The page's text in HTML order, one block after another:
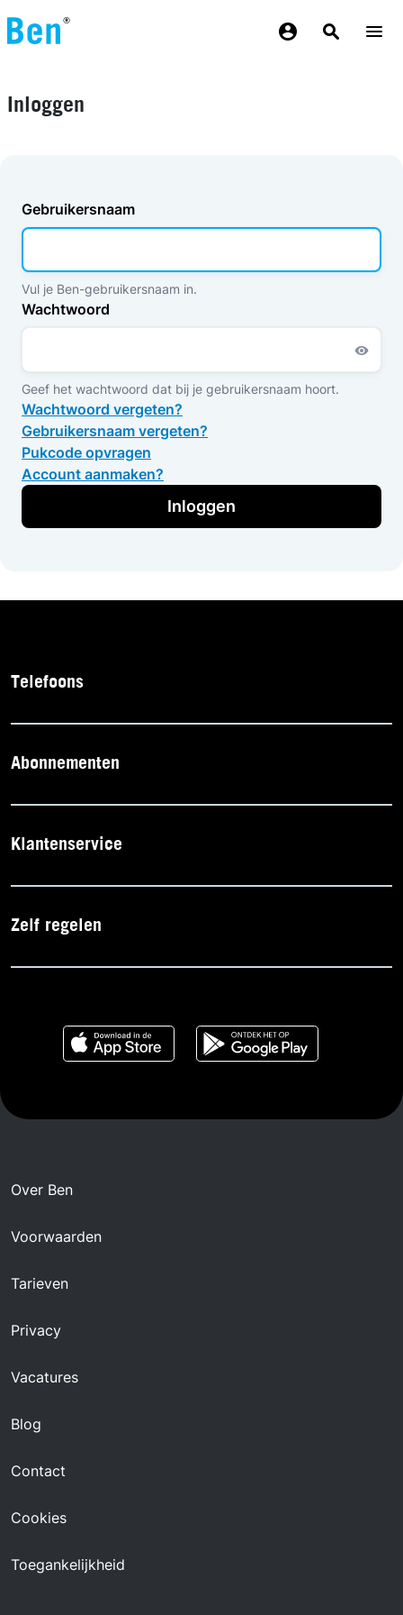
Inloggen
Gebruikersnaam
Vul je Ben-gebruikersnaam in.
Wachtwoord
Geef het wachtwoord dat bij je gebruikersnaam hoort.
Wachtwoord vergeten?
Gebruikersnaam vergeten?
Pukcode opvragen
Account aanmaken?
Inloggen
Telefoons
Abonnementen
Klantenservice
Zelf regelen
Over Ben
Voorwaarden
Tarieven
Privacy
Vacatures
Blog
Contact
Cookies
Toegankelijkheid